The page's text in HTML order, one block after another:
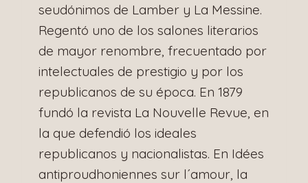
seudónimos de Lamber y La Messine.
Regentó uno de los salones literarios
de mayor renombre, frecuentado por
intelectuales de prestigio y por los
republicanos de su época. En 1879
fundó la revista La Nouvelle Revue, en
la que defendió los ideales
republicanos y nacionalistas. En Idées
antiproudhoniennes sur l´amour, la